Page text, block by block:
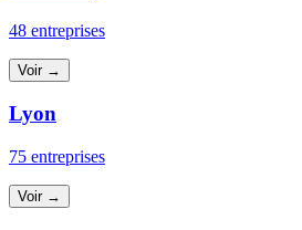
48 entreprises
Voir →
Lyon
75 entreprises
Voir →